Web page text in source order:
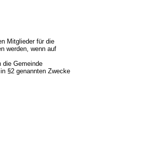
Mitglieder für die
werden, wenn auf
Gemeinde
§2 genannten Zwecke